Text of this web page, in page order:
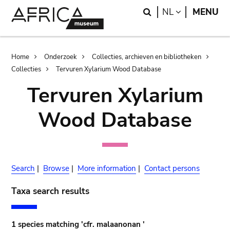
Search
NL LANGUAGE
MENU
Breadcrumb
Home Onderzoek
Collecties, archieven en bibliotheken
Collecties
Tervuren Xylarium Wood Database
Tervuren Xylarium
Wood Database
Search | Browse | More information | Contact persons
Taxa search results
1 species matching 'cfr. malaanonan '